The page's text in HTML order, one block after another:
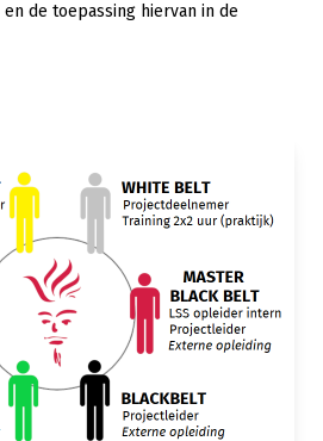
de toepassing hiervan in de